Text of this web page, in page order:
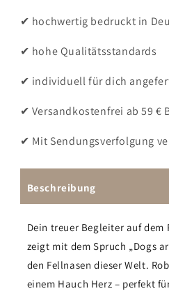
Rucksack
Rucksack
✔ hochwertig bedruckt in
✔ hohe Qualitätsstandards
✔ individuell für dich
✔ Versandkostenfrei ab 59 €
✔ Mit Sendungsverfolgung
Beschreibung
Dein treuer Begleiter auf dem
zeigt mit dem Spruch „Dogs
den Fellnasen dieser Welt.
einem Hauch Herz – perfekt